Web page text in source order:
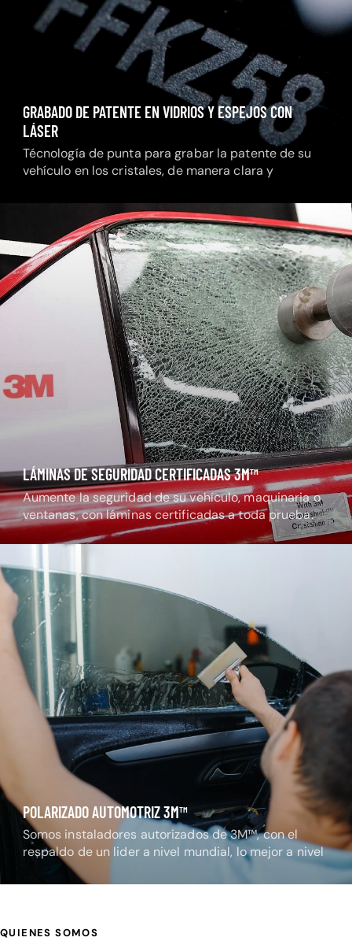
GRABADO DE PATENTE EN VIDRIOS Y ESPEJOS CON
LÁSER
Técnología de punta para grabar la patente de su
vehículo en los cristales, de manera clara y
LÁMINAS DE SEGURIDAD CERTIFICADAS 3M™
Aumente la seguridad de su vehículo, maquinaria o
ventanas, con láminas certificadas a toda prueba.
POLARIZADO AUTOMOTRIZ 3M™
Somos instaladores autorizados de 3M™, con el
respaldo de un lider a nivel mundial, lo mejor a nivel
nacional.
QUIENES SOMOS